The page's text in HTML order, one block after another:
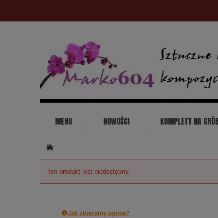
MENU NOWOŚCI KOMPLETY NA
Ten produkt jest niedostępny.
Jak zbieramy opinie?